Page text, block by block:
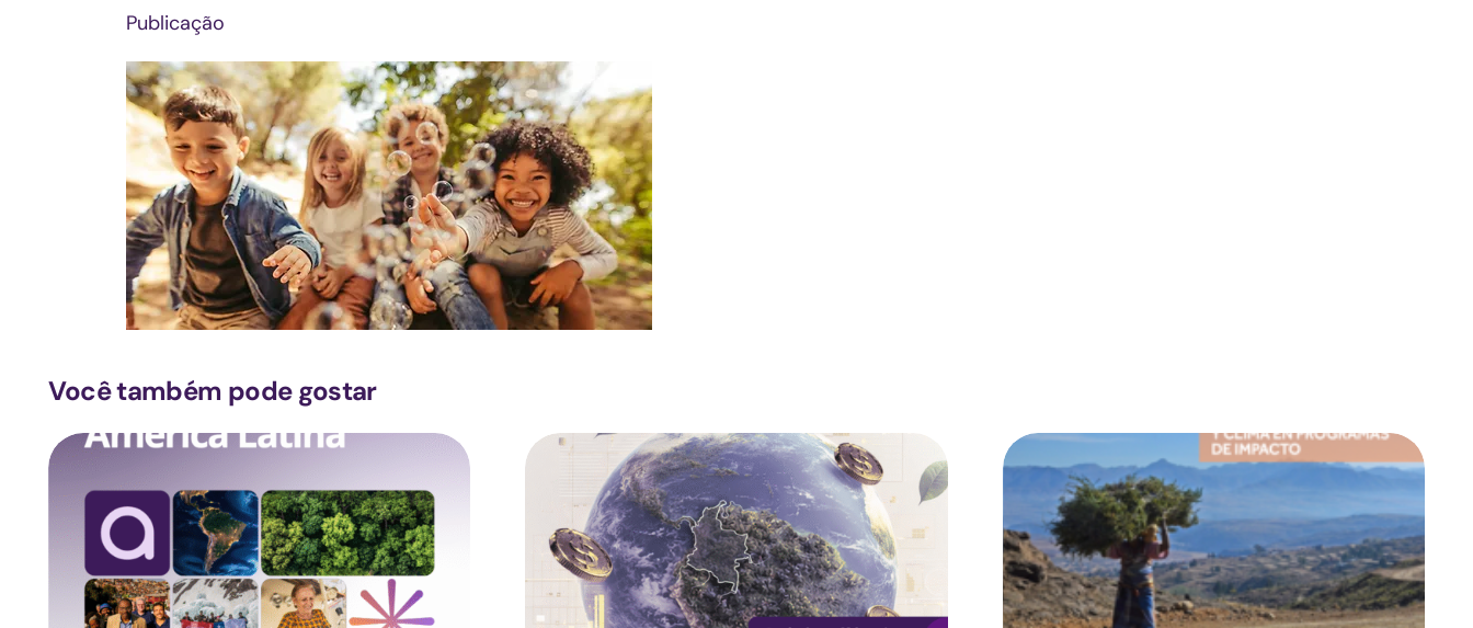
Publicação
Você também pode gostar